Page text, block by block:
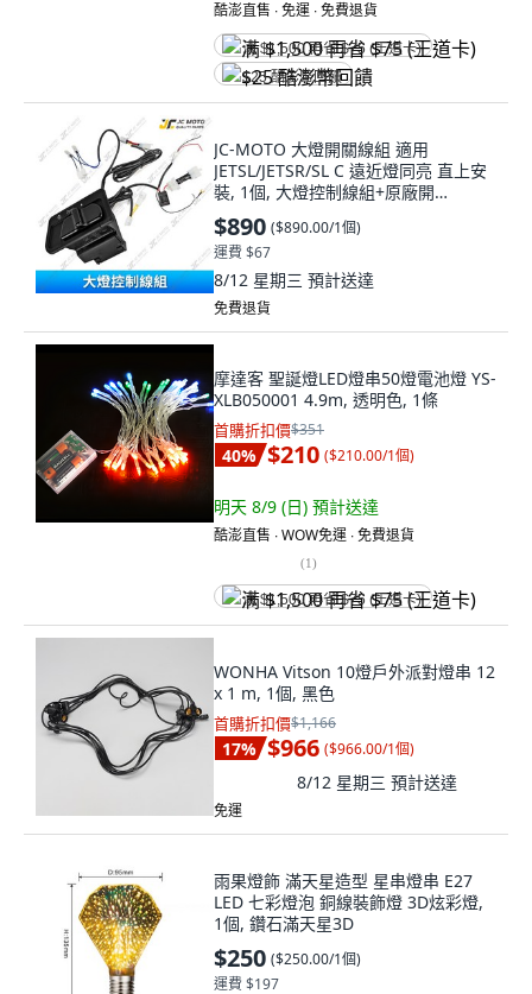
酷澎直售 ∙ 免運 ∙ 免費退貨
满 $1,500 再省 $75 (王道卡)
$25 酷澎幣回饋
JC-MOTO 大燈開關線組 適用
JETSL/JETSR/SL C 遠近燈同亮 直上安
裝, 1個, 大燈控制線組+原廠開
關,JETSL／SL+／C, N/A
$890 ($890.00/1個)
運費 $67
8/12 星期三 預計送達
免費退貨
摩達客 聖誕燈LED燈串50燈電池燈 YS-
XLB050001 4.9m, 透明色, 1條
首購折扣價$351
40% $210 ($210.00/1個)
明天 8/9 (日) 預計送達
酷澎直售 ∙ WOW免運 ∙ 免費退貨
(1)
满 $1,500 再省 $75 (王道卡)
WONHA Vitson 10燈戶外派對燈串 12
x 1 m, 1個, 黑色
首購折扣價$1,166
17% $966 ($966.00/1個)
8/12 星期三 預計送達
免運
雨果燈飾 滿天星造型 星串燈串 E27
LED 七彩燈泡 銅線裝飾燈 3D炫彩燈,
1個, 鑽石滿天星3D
$250 ($250.00/1個)
運費 $197